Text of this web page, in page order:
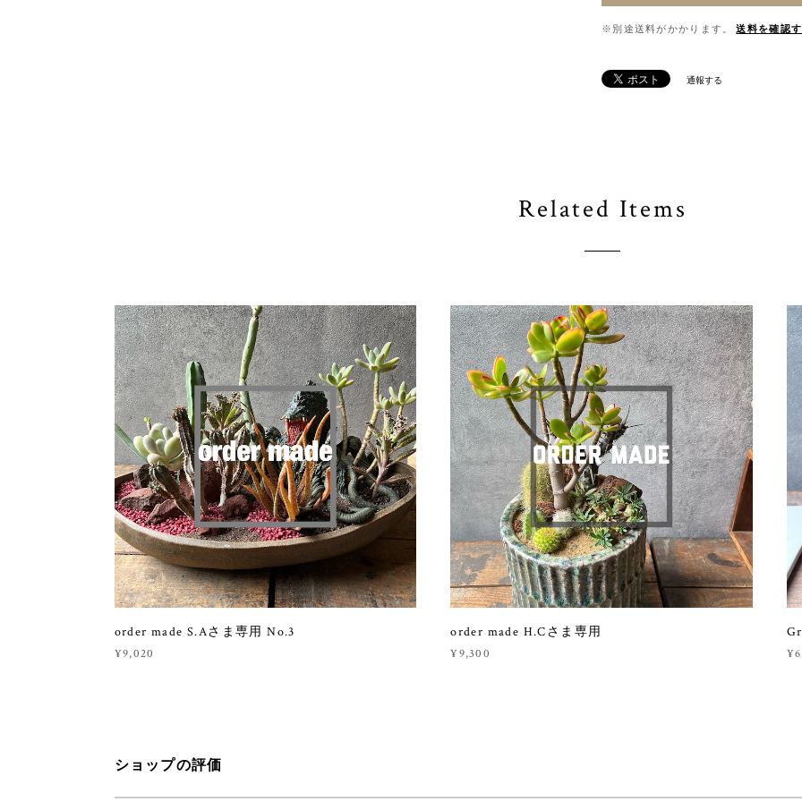
※別途送料がかかります。 送料を確認
通報する
Related Items
order made S.Aさま専用 No.3
¥9,020
order made H.Cさま専用
¥9,300
ショップの評価